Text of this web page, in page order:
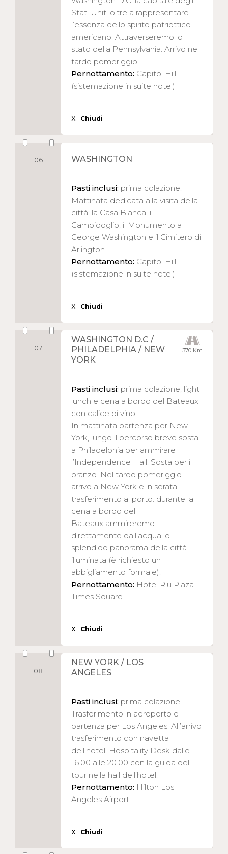
Stati Uniti oltre a rappresentare
l’essenza dello spirito patriottico
americano. Attraverseremo lo
stato della Pennsylvania. Arrivo nel
tardo pomeriggio.
Pernottamento: Capitol Hill
(sistemazione in suite hotel)
X Chiudi
06 WASHINGTON
Pasti inclusi: prima colazione.
Mattinata dedicata alla visita della
città: la Casa Bianca, il
Campidoglio, il Monumento a
George Washington e il Cimitero di
Arlington.
Pernottamento: Capitol Hill
(sistemazione in suite hotel)
X Chiudi
07 370 Km
WASHINGTON D.C /
PHILADELPHIA / NEW
YORK
Pasti inclusi: prima colazione, light
lunch e cena a bordo del Bateaux
con calice di vino.
In mattinata partenza per New
York, lungo il percorso breve sosta
a Philadelphia per ammirare
l’Independence Hall. Sosta per il
pranzo. Nel tardo pomeriggio
arrivo a New York e in serata
trasferimento al porto: durante la
cena a bordo del
Bateaux ammireremo
direttamente dall’acqua lo
splendido panorama della città
illuminata (è richiesto un
abbigliamento formale).
Pernottamento: Hotel Riu Plaza
Times Square
X Chiudi
08
NEW YORK / LOS
ANGELES
Pasti inclusi: prima colazione.
Trasferimento in aeroporto e
partenza per Los Angeles. All’arrivo
trasferimento con navetta
dell’hotel. Hospitality Desk dalle
16.00 alle 20.00 con la guida del
tour nella hall dell’hotel.
Pernottamento: Hilton Los
Angeles Airport
X Chiudi